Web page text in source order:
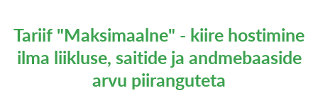
Tariif "Maksimaalne" - kiire hostimine
ilma liikluse, saitide ja andmebaaside
arvu piiranguteta